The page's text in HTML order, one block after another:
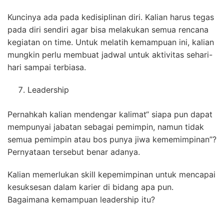
Kuncinya ada pada kedisiplinan diri. Kalian harus tegas
pada diri sendiri agar bisa melakukan semua rencana
kegiatan on time. Untuk melatih kemampuan ini, kalian
mungkin perlu membuat jadwal untuk aktivitas sehari-
hari sampai terbiasa.
Leadership
Pernahkah kalian mendengar kalimat“ siapa pun dapat
mempunyai jabatan sebagai pemimpin, namun tidak
semua pemimpin atau bos punya jiwa kememimpinan”?
Pernyataan tersebut benar adanya.
Kalian memerlukan skill kepemimpinan untuk mencapai
kesuksesan dalam karier di bidang apa pun.
Bagaimana kemampuan leadership itu?